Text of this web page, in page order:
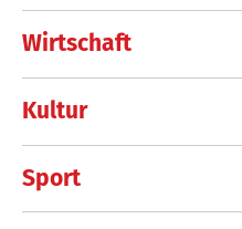
Wirtschaft
Kultur
Sport